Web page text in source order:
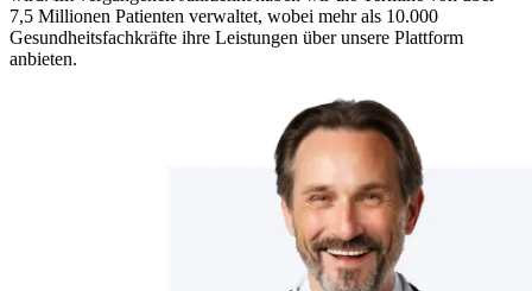
7,5 Millionen Patienten verwaltet, wobei mehr als 10.000
Gesundheitsfachkräfte ihre Leistungen über unsere Plattform
anbieten.